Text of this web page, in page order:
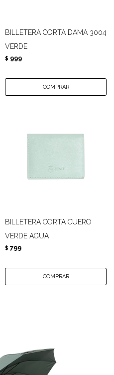
BILLETERA CORTA DAMA 3004
VERDE
$ 999
BILLETERA CORTA CUERO
VERDE AGUA
$ 799